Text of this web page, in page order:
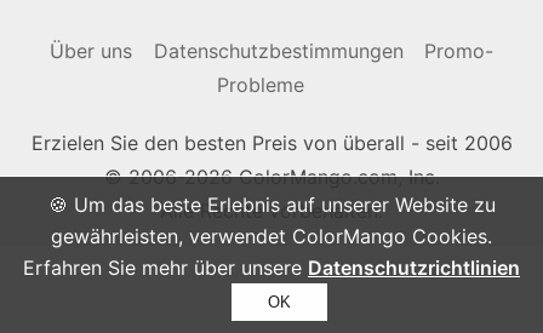
🍪 Um das beste Erlebnis auf unserer Website zu
gewährleisten, verwendet ColorMango Cookies.
Erfahren Sie mehr über unsere Datenschutzrichtlinien
OK
Über uns Datenschutzbestimmungen
Promo-
Probleme
Erzielen Sie den besten Preis von überall - seit 2006
© 2006-2026 ColorMango.com, Inc.
Alle Rechte vorbehalten.